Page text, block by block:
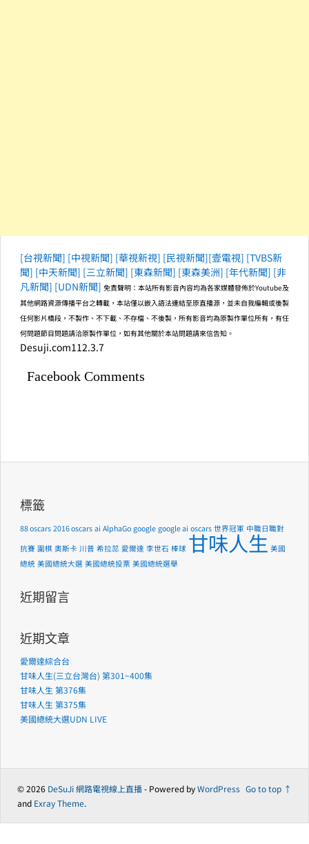
[台視新聞] [中視新聞] [華視新視] [民視新聞][壹電視] [TVBS新
聞] [中天新聞] [三立新聞] [東森新聞] [東森美洲] [年代新聞] [非
凡新聞] [UDN新聞] 免責聲明：本站所有影音內容均為各家媒體發佈於Youtube及
其他網路資源傳播平台之轉載，本站僅以嵌入語法連結至原直播源，並未自我編輯或後製
任何影片橋段，不製作、不下載、不存檔、不後製，所有影音均為原製作單位所有，有任
何問題節目問題請洽原製作單位，如有其他關於本站問題請來信告知。
Desuji.com112.3.7
Facebook Comments
標籤
88 oscars 2016 oscars ai AlphaGo google google ai oscars 世界冠軍 中職日職對
抗賽 圍棋 奧斯卡 川普 希拉蕊 愛爾達 李世石 棒球 甘味人生 美國
總統 美國總統大選 美國總統投票 美國總統選舉
近期留言
近期文章
愛爾達綜合台
甘味人生(三立台灣台) 第301~400集
甘味人生 第376集
甘味人生 第375集
美國總統大選UDN LIVE
Go to top ↑
© 2026 DeSuJi 網路電視線上直播- Powered byWordPress
and Exray Theme.